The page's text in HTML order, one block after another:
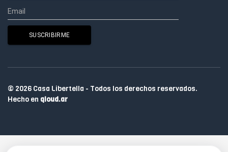
© 2026 Casa Libertella - Todos los derechos reservados.
Hecho en qloud.ar